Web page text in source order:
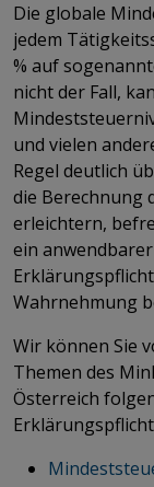
Die globale
jedem
% auf
nicht der Fall,
und vielen
Regel deutlich
die Berechnung
erleichtern,
ein
Wahrnehmung
Wir können Sie
Themen des
Österreich